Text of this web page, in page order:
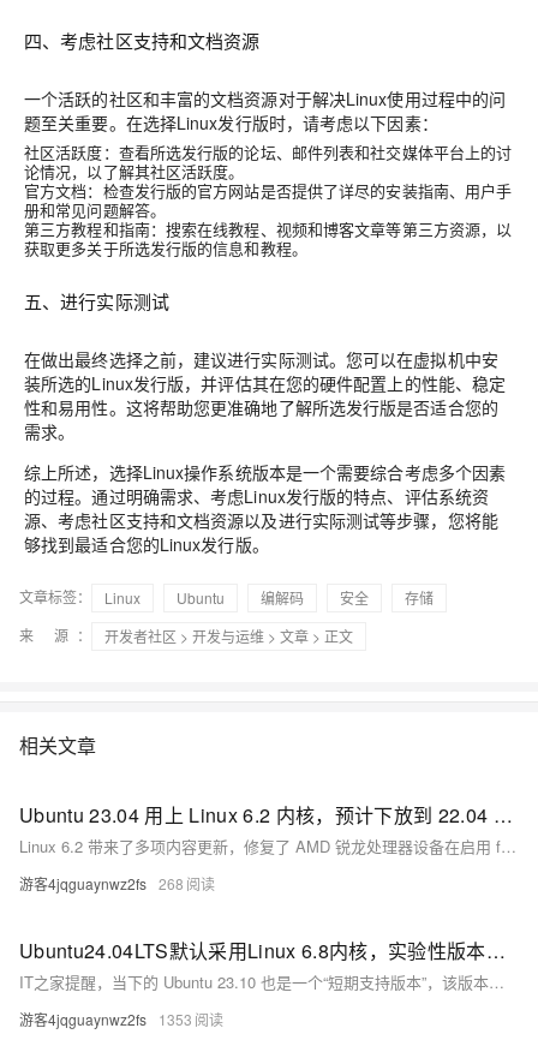
四、考虑社区支持和文档资源
一个活跃的社区和丰富的文档资源对于解决Linux使用过程中的问
题至关重要。在选择Linux发行版时，请考虑以下因素：
社区活跃度：查看所选发行版的论坛、邮件列表和社交媒体平台上的讨
论情况，以了解其社区活跃度。
官方文档：检查发行版的官方网站是否提供了详尽的安装指南、用户手
册和常见问题解答。
第三方教程和指南：搜索在线教程、视频和博客文章等第三方资源，以
获取更多关于所选发行版的信息和教程。
五、进行实际测试
在做出最终选择之前，建议进行实际测试。您可以在虚拟机中安
装所选的Linux发行版，并评估其在您的硬件配置上的性能、稳定
性和易用性。这将帮助您更准确地了解所选发行版是否适合您的
需求。
综上所述，选择Linux操作系统版本是一个需要综合考虑多个因素
的过程。通过明确需求、考虑Linux发行版的特点、评估系统资
源、考虑社区支持和文档资源以及进行实际测试等步骤，您将能
够找到最适合您的Linux发行版。
文章标签： Linux Ubuntu 编解码 安全
存储
来 源：
开发者社区 > 开发与运维 > 文章 > 正文
相关文章
Ubuntu 23.04 用上 Linux 6.2 内核，预计下放到 22.04 LTS 版本
Linux 6.2 带来了多项内容更新，修复了 AMD 锐龙处理器设备在启用 fTPM 后的运行卡顿问题，还增强了文件系统。
游客4jqguaynwz2fs 268
Ubuntu24.04LTS默认采用Linux 6.8内核，实验性版本可通过PPA获得
IT之家提醒，当下的 Ubuntu 23.10 也是一个“短期支持版本”，该版本将在今年 7 月终止支持，而今年 4 月推出的 Ubuntu 24.04 LTS 长期支持版本将获得 5 年的更新支持。
游客4jqguaynwz2fs 1353